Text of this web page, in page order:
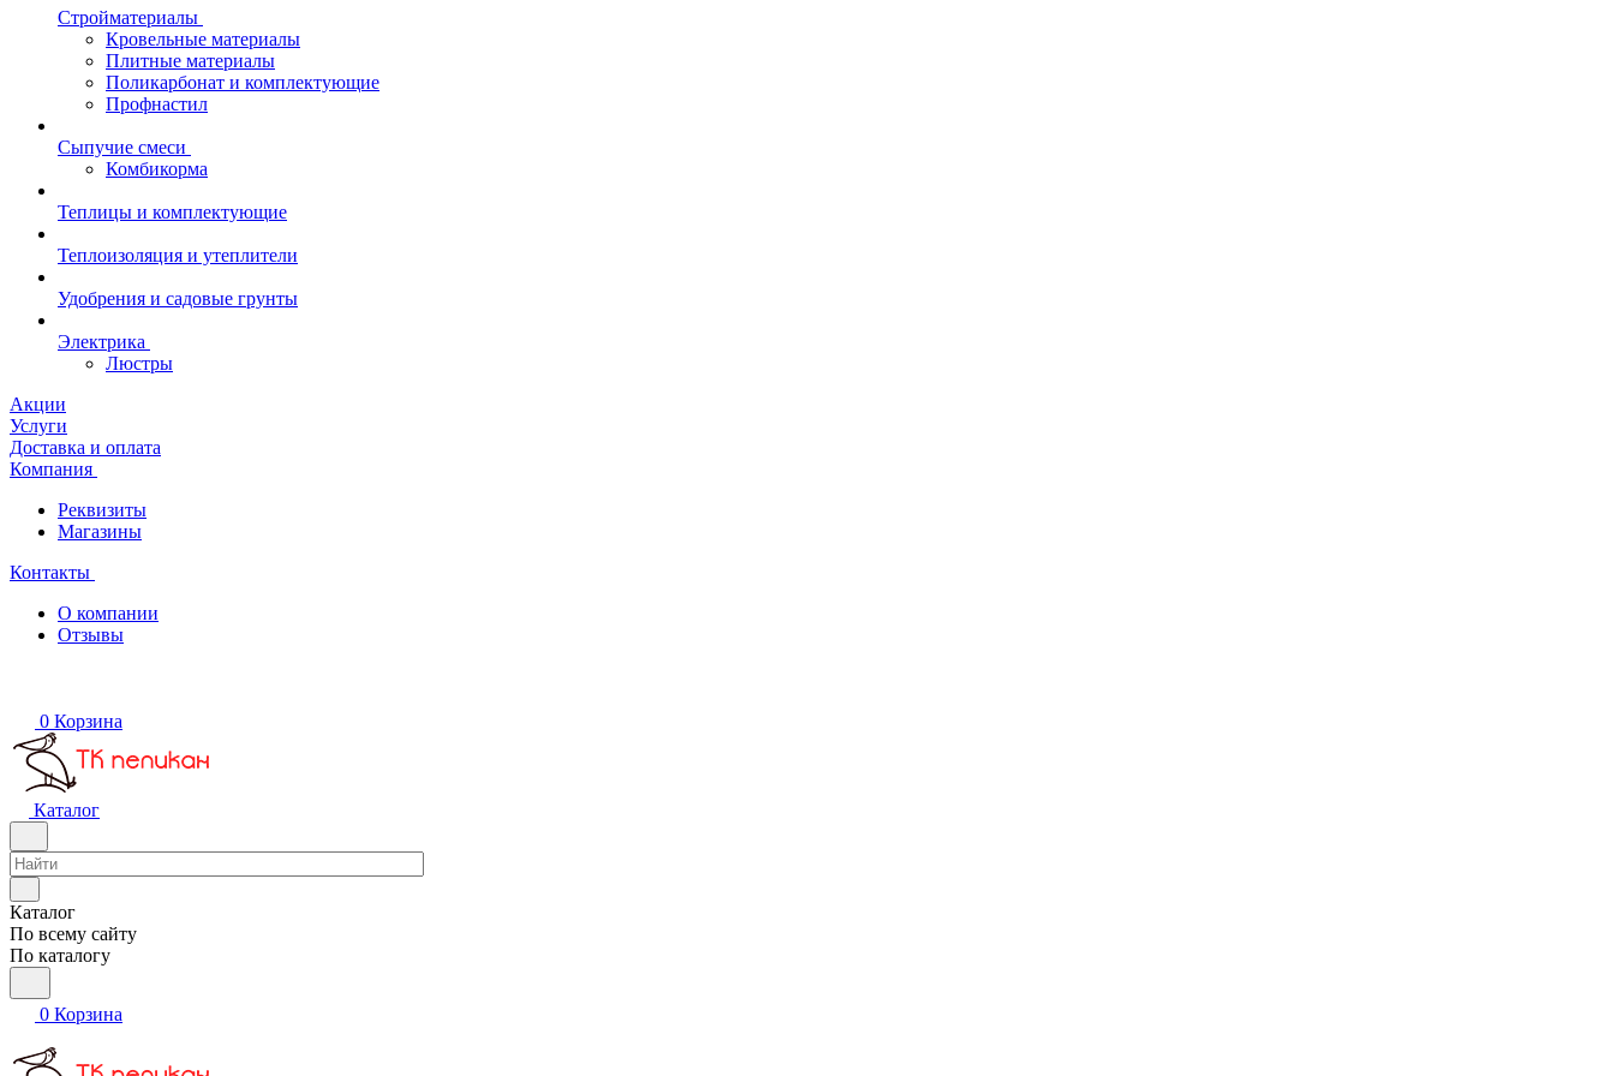
Стройматериалы
Кровельные материалы
Плитные материалы
Поликарбонат и комплектующие
Профнастил
Сыпучие смеси
Комбикорма
Теплицы и комплектующие
Теплоизоляция и утеплители
Удобрения и садовые грунты
Электрика
Люстры
Акции
Услуги
Доставка и оплата
Компания
Реквизиты
Магазины
Контакты
О компании
Отзывы
0 Корзина
Каталог
Каталог
По всему сайту
По каталогу
0 Корзина